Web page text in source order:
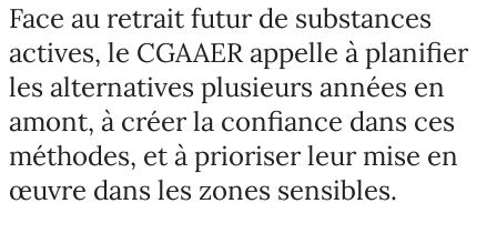
Face au retrait futur de substances
actives, le CGAAER appelle à planifier
les alternatives plusieurs années en
amont, à créer la confiance dans ces
méthodes, et à prioriser leur mise en
œuvre dans les zones sensibles.